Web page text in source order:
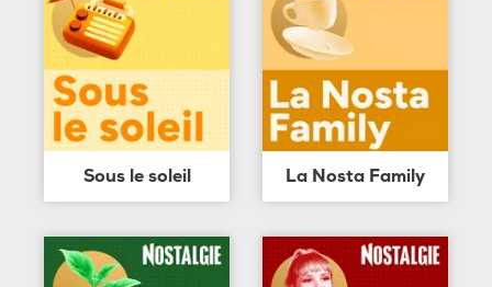
Sous le soleil La Nosta Family